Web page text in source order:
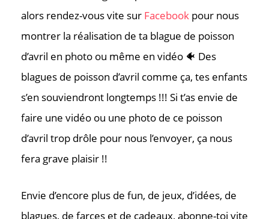
alors rendez-vous vite sur Facebook pour nous
montrer la réalisation de ta blague de poisson
d’avril en photo ou même en vidéo 🐠 Des
blagues de poisson d’avril comme ça, tes enfants
s’en souviendront longtemps !!! Si t’as envie de
faire une vidéo ou une photo de ce poisson
d’avril trop drôle pour nous l’envoyer, ça nous
fera grave plaisir !!
Envie d’encore plus de fun, de jeux, d’idées, de
blagues, de farces et de cadeaux, abonne-toi vite